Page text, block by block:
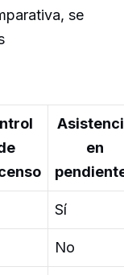
se
en
Sí
No